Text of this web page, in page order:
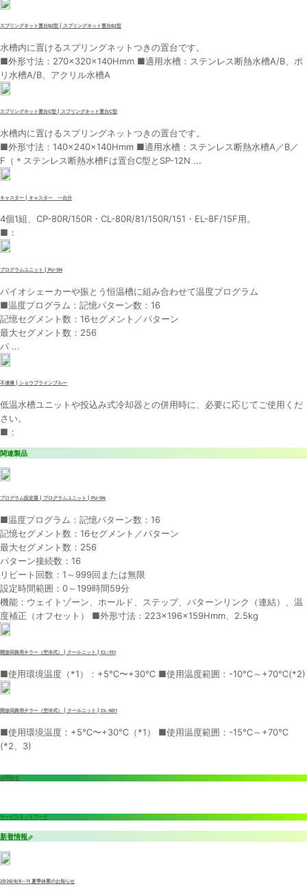
スプリングネット置台B2型 | スプリングネット置台B2型
水槽内に置けるスプリングネットつきの置台です。
■外形寸法：270×320×140Hmm ■適用水槽：ステンレス断熱水槽A/B、ポ
リ水槽A/B、アクリル水槽A
スプリングネット置台C型 | スプリングネット置台C型
水槽内に置けるスプリングネットつきの置台です。
■外形寸法：140×240×140Hmm ■適用水槽：ステンレス断熱水槽A／B／
F（＊ステンレス断熱水槽Fは置台C型とSP-12N ...
キャスター | キャスター 一台分
4個1組、CP-80R/150R・CL-80R/81/150R/151・EL-8F/15F用。
■：
プログラムユニット | PU-5N
バイオシェーカーや振とう恒温槽に組み合わせて温度プログラム
■温度プログラム：記憶パターン数：16
記憶セグメント数：16セグメント／パターン
最大セグメント数：256
パ ...
不凍液 | ショウブラインブルー
低温水槽ユニットや投込み式冷却器との併用時に、必要に応じてご使用くだ
さい。
■：
関連製品
プログラム設定器 | プログラムユニット | PU-5N
■温度プログラム：記憶パターン数：16
記憶セグメント数：16セグメント／パターン
最大セグメント数：256
パターン接続数：16
リピート回数：1～999回または無限
設定時間範囲：0～199時間59分
機能：ウェイトゾーン、ホールド、ステップ、パターンリンク（連結）、温
度補正（オフセット） ■外形寸法：223×196×159Hmm、2.5kg
開放回路用チラー（空冷式） | クールニット | CL-151
■使用環境温度（*1）：+5℃〜+30℃ ■使用温度範囲：-10℃～+70℃(*2)
開放回路用チラー（空冷式） | クールニット | CL-601
■使用環境温度：+5℃〜+30℃（*1） ■使用温度範囲：-15℃～+70℃
(*2、3)
お問合せ
サービスネットワーク
新着情報
2026/8/8～11 夏季休業のお知らせ